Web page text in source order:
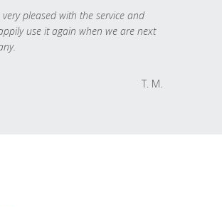
very pleased with the service and
use it again when we are next
T. M.